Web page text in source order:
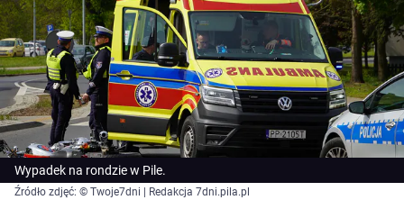
Wypadek na rondzie w Pile.
Źródło zdjęć: © Twoje7dni | Redakcja 7dni.pila.pl